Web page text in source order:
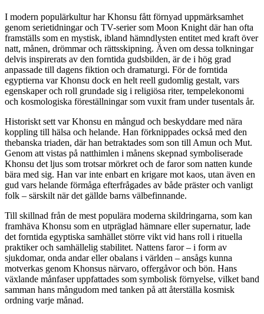
I modern populärkultur har Khonsu fått förnyad uppmärksamhet
genom serietidningar och TV-serier som Moon Knight där han ofta
framställs som en mystisk, ibland hämndlysten entitet med kraft över
natt, månen, drömmar och rättsskipning. Även om dessa tolkningar
delvis inspirerats av den forntida gudsbilden, är de i hög grad
anpassade till dagens fiktion och dramaturgi. För de forntida
egyptierna var Khonsu dock en helt reell gudomlig gestalt, vars
egenskaper och roll grundade sig i religiösa riter, tempelekonomi
och kosmologiska föreställningar som vuxit fram under tusentals år.
Historiskt sett var Khonsu en mångud och beskyddare med nära
koppling till hälsa och helande. Han förknippades också med den
thebanska triaden, där han betraktades som son till Amun och Mut.
Genom att vistas på natthimlen i månens skepnad symboliserade
Khonsu det ljus som trotsar mörkret och de faror som natten kunde
bära med sig. Han var inte enbart en krigare mot kaos, utan även en
gud vars helande förmåga efterfrågades av både präster och vanligt
folk – särskilt när det gällde barns välbefinnande.
Till skillnad från de mest populära moderna skildringarna, som kan
framhäva Khonsu som en utpräglad hämnare eller supernatur, lade
det forntida egyptiska samhället större vikt vid hans roll i rituella
praktiker och samhällelig stabilitet. Nattens faror – i form av
sjukdomar, onda andar eller obalans i världen – ansågs kunna
motverkas genom Khonsus närvaro, offergåvor och bön. Hans
växlande månfaser uppfattades som symbolisk förnyelse, vilket band
samman hans mångudom med tanken på att återställa kosmisk
ordning varje månad.